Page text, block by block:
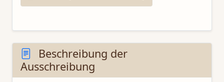
Beschreibung der
Ausschreibung